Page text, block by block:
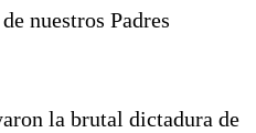
nuestros Padres
la brutal dictadura de